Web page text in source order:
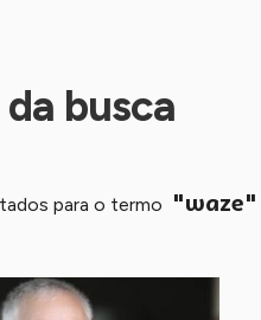
busca
para o termo "waze"